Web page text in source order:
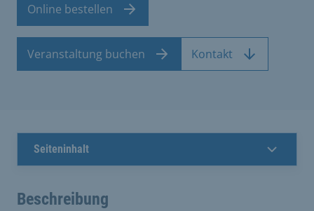
Online bestellen
Veranstaltung buchen Kontakt
Seiteninhalt
Beschreibung